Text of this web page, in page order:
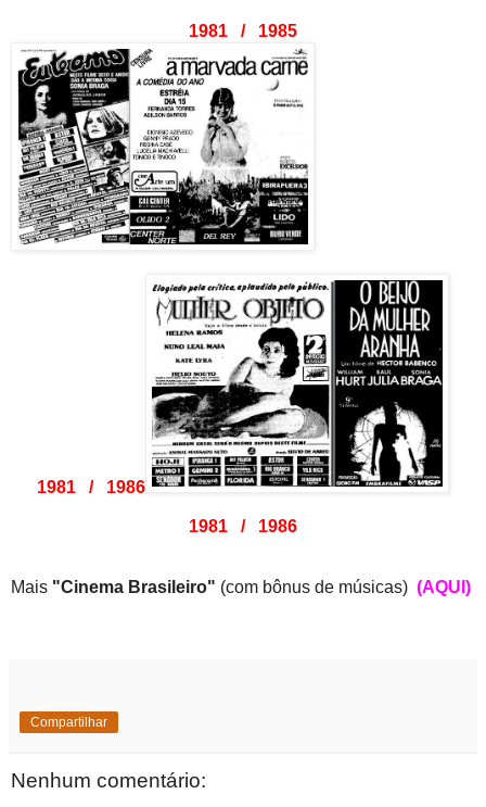
1981 / 1985
1981 / 1986
1981 / 1986
Mais "Cinema Brasileiro" (com bônus de músicas) (AQUI)
Compartilhar
Nenhum comentário: